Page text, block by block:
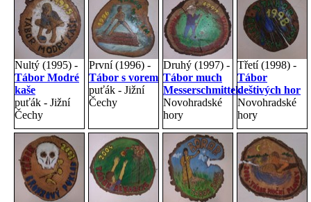
Nultý (1995) -
Tábor Modré
kaše
puťák - Jižní
Čechy
První (1996) -
Tábor s vorem
puťák - Jižní
Čechy
Druhý (1997) -
Tábor much
Messerschmittek
Novohradské
hory
Třetí (1998) -
Tábor
deštivých hor
Novohradské
hory